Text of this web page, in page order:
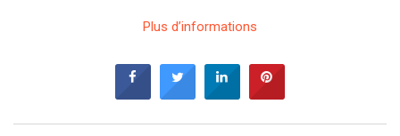
Plus d’informations